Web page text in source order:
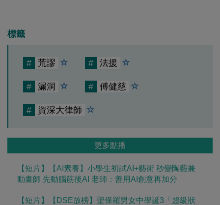
標籤
# 荒謬 # 法援
# 漏洞 # 傅健慈
# 資深大律師
更多點播
【短片】【AI素養】小學生初試AI+藝術 秒變陶藝兼
動畫師 先動腦筋後AI 老師：善用AI創意再加分
【短片】【DSE放榜】聖保羅男女中學誕3「超級狀